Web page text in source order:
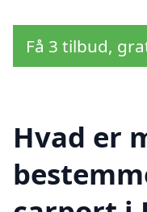
Få 3 tilbud,
Hvad er